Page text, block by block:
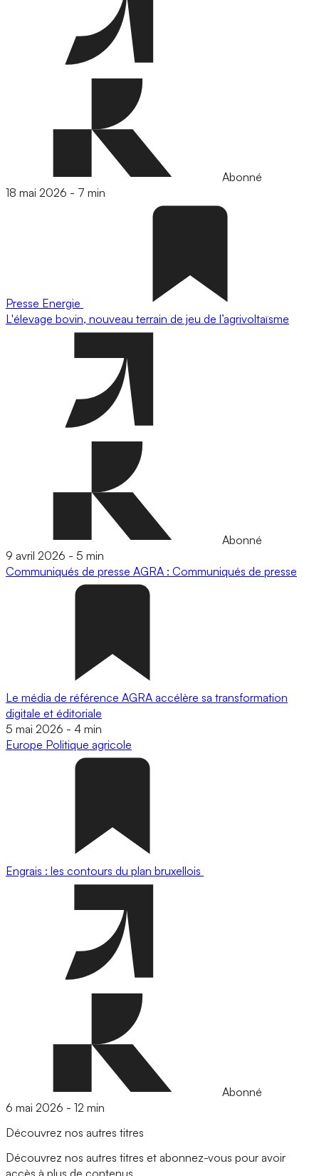
Abonné
18 mai 2026 - 7 min
Presse Energie
L'élevage bovin, nouveau terrain de jeu de l’agrivoltaïsme
Abonné
9 avril 2026 - 5 min
Communiqués de presse AGRA : Communiqués de presse
Le média de référence AGRA accélère sa transformation
digitale et éditoriale
5 mai 2026 - 4 min
Europe Politique agricole
Engrais : les contours du plan bruxellois
Abonné
6 mai 2026 - 12 min
Découvrez nos autres titres
Découvrez nos autres titres et abonnez-vous pour avoir